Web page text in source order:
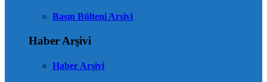
Basın Bülteni Arşivi
Haber Arşivi
Haber Arşivi